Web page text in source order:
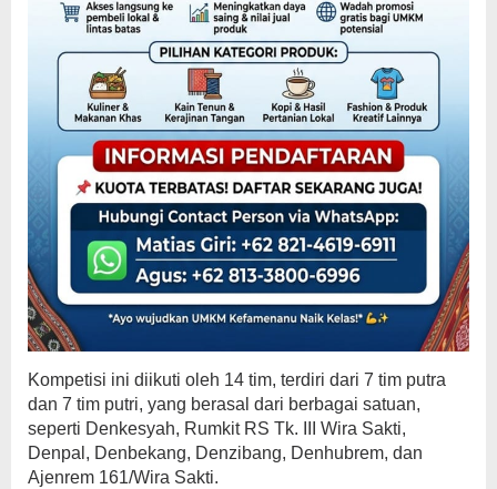
Kompetisi ini diikuti oleh 14 tim, terdiri dari 7 tim putra
dan 7 tim putri, yang berasal dari berbagai satuan,
seperti Denkesyah, Rumkit RS Tk. III Wira Sakti,
Denpal, Denbekang, Denzibang, Denhubrem, dan
Ajenrem 161/Wira Sakti.